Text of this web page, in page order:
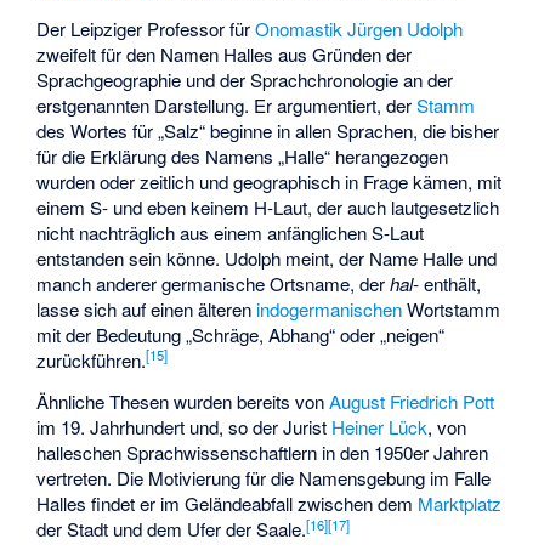
Der Leipziger Professor fürOnomastik Jürgen Udolph
zweifelt für den Namen Halles aus Gründen der
Sprachgeographie und der Sprachchronologie an der
erstgenannten Darstellung. Er argumentiert, derStamm
des Wortes für „Salz“ beginne in allen Sprachen, die bisher
für die Erklärung des Namens „Halle“ herangezogen
wurden oder zeitlich und geographisch in Frage kämen, mit
einem S- und eben keinem H-Laut, der auch lautgesetzlich
nicht nachträglich aus einem anfänglichen S-Laut
entstanden sein könne. Udolph meint, der Name Halle und
manch anderer germanische Ortsname, derhal-enthält,
lasse sich auf einen älteren indogermanischenWortstamm
mit der Bedeutung „Schräge, Abhang“ oder „neigen“
zurückführen.[15]
Ähnliche Thesen wurden bereits vonAugust Friedrich Pott
im 19. Jahrhundert und, so der Jurist Heiner Lück, von
halleschen Sprachwissenschaftlern in den 1950er Jahren
vertreten. Die Motivierung für die Namensgebung im Falle
Halles findet er im Geländeabfall zwischen dem Marktplatz
der Stadt und dem Ufer der Saale.[16][17]